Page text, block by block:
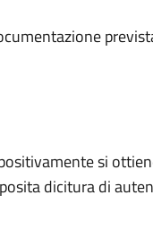
si
dicitura di